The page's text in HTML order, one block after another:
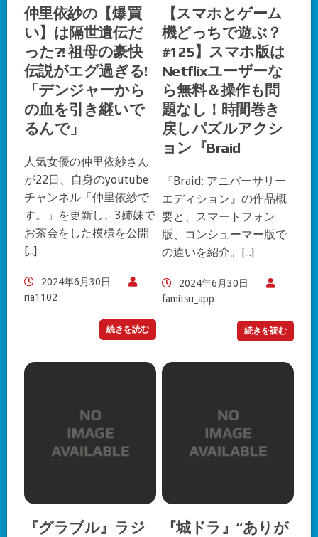
仲里依紗の【爆買
い】は隔世遺伝だ
った?! 祖母の豪快
伝説がエグ過ぎる!
「デンジャーから
の血を引き継いで
るんで」
人気女優の仲里依紗さん
が22日、自身のyoutube
チャンネル「仲里依紗で
す。」を更新し、3姉妹で
お茶会をした模様を公開
[...]
2024年6月30日
ria1102
続きを読む
【スマホとゲーム
機どっちで遊ぶ？
#125】スマホ版は
Netflixユーザーな
ら無料＆操作も問
題なし！時間巻き
戻しパズルアクシ
ョン『Braid
『Braid: アニバーサリー
エディション』の作品概
要と、スマートフォン
版、コンシューマー版で
の違いを紹介。[...]
2024年6月30日
famitsu_app
続きを読む
『グラブル』ラジ
『城ドラ』“ありが